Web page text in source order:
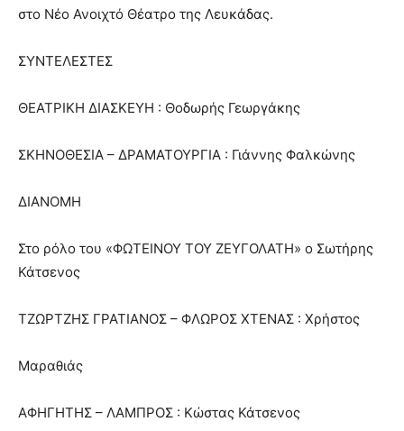
στο Νέο Ανοιχτό Θέατρο της Λευκάδας.
ΣΥΝΤΕΛΕΣΤΕΣ
ΘΕΑΤΡΙΚΗ ΔΙΑΣΚΕΥΗ : Θοδωρής Γεωργάκης
ΣΚΗΝΟΘΕΣΙΑ – ΔΡΑΜΑΤΟΥΡΓΙA : Γιάννης Φαλκώνης
ΔΙΑΝΟΜΗ
Στο ρόλο του «ΦΩΤΕΙΝΟΥ ΤΟΥ ΖΕΥΓΟΛΑΤΗ» ο Σωτήρης
Κάτσενος
ΤΖΩΡΤΖΗΣ ΓΡΑΤΙΑΝΟΣ – ΦΛΩΡΟΣ ΧΤΕΝΑΣ : Χρήστος
Μαραθιάς
ΑΦΗΓΗΤΗΣ – ΛΑΜΠΡΟΣ : Κώστας Κάτσενος